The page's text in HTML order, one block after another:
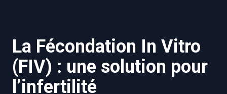
La Fécondation In Vitro
(FIV) : une solution pour
l’infertilité